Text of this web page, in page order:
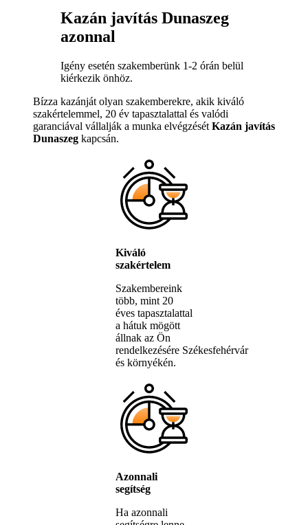
Kazán javítás Dunaszeg
azonnal
Igény esetén szakemberünk 1-2 órán belül
kiérkezik önhöz.
Bízza kazánját olyan szakemberekre, akik kiváló
szakértelemmel, 20 év tapasztalattal és valódi
garanciával vállalják a munka elvégzését Kazán javítás
Dunaszeg kapcsán.
Kiváló
szakértelem
Szakembereink
több, mint 20
éves tapasztalattal
a hátuk mögött
állnak az Ön
rendelkezésére Székesfehérvár
és környékén.
Azonnali
segítség
Ha azonnali